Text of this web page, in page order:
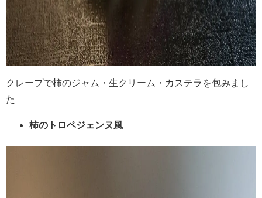
クレープで柿のジャム・生クリーム・カステラを包みまし
た
柿のトロペジェンヌ風